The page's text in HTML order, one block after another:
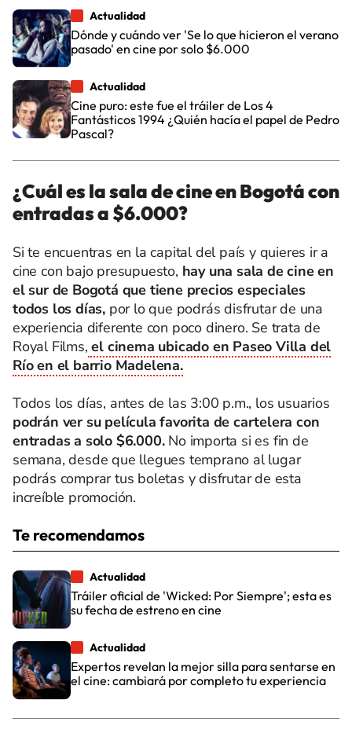
Actualidad
Dónde y cuándo ver 'Se lo que hicieron el verano
pasado' en cine por solo $6.000
Actualidad
Cine puro: este fue el tráiler de Los 4
Fantásticos 1994 ¿Quién hacía el papel de Pedro
Pascal?
¿Cuál es la sala de cine en Bogotá con
entradas a $6.000?
Si te encuentras en la capital del país y quieres ir a
cine con bajo presupuesto, hay una sala de cine en
el sur de Bogotá que tiene precios especiales
todos los días, por lo que podrás disfrutar de una
experiencia diferente con poco dinero. Se trata de
Royal Films, el cinema ubicado en Paseo Villa del
Río en el barrio Madelena.
Todos los días, antes de las 3:00 p.m., los usuarios
podrán ver su película favorita de cartelera con
entradas a solo $6.000.No importa si es fin de
semana, desde que llegues temprano al lugar
podrás comprar tus boletas y disfrutar de esta
increíble promoción.
Te recomendamos
Actualidad
Tráiler oficial de 'Wicked: Por Siempre'; esta es
su fecha de estreno en cine
Actualidad
Expertos revelan la mejor silla para sentarse en
el cine: cambiará por completo tu experiencia